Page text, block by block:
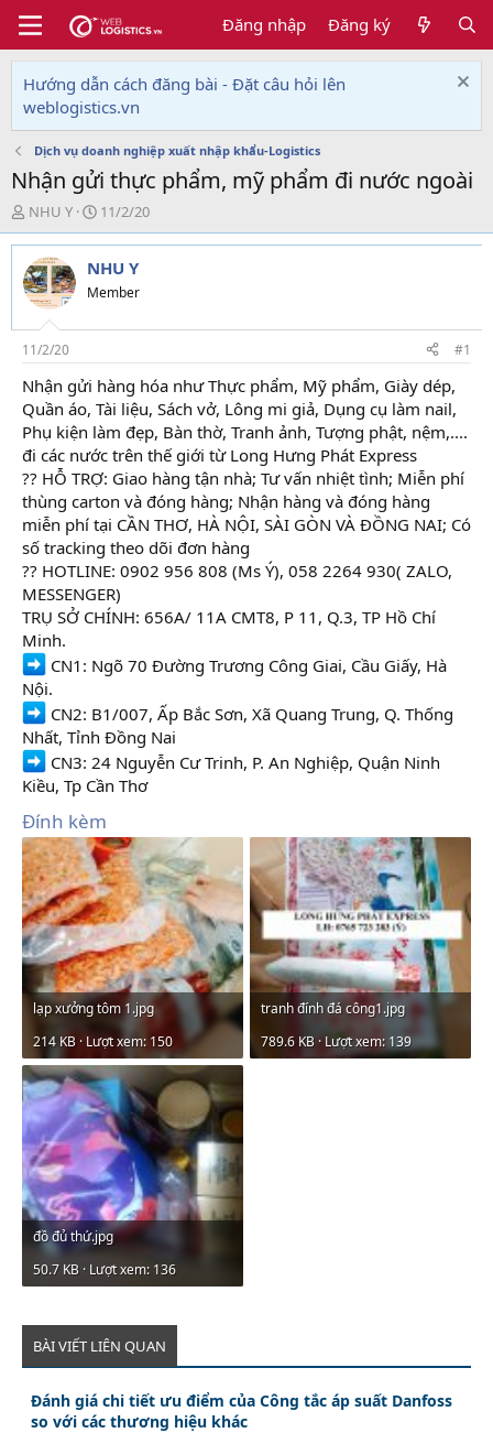
Đăng nhập Đăng ký
Hướng dẫn cách đăng bài - Đặt câu hỏi lên
weblogistics.vn
Dịch vụ doanh nghiệp xuất nhập khẩu-Logistics
Nhận gửi thực phẩm, mỹ phẩm đi nước ngoài
T
h
r
e
a
d
s
t
a
r
t
e
r
NHU Y
N
g
à
y
g
i
11/2/20
NHU Y
Member
11/2/20 #1
Nhận gửi hàng hóa như Thực phẩm, Mỹ phẩm, Giày dép,
Quần áo, Tài liệu, Sách vở, Lông mi giả, Dụng cụ làm nail,
Phụ kiện làm đẹp, Bàn thờ, Tranh ảnh, Tượng phật, nệm,....
đi các nước trên thế giới từ Long Hưng Phát Express
?? HỖ TRỢ: Giao hàng tận nhà; Tư vấn nhiệt tình; Miễn phí
thùng carton và đóng hàng; Nhận hàng và đóng hàng
miễn phí tại CẦN THƠ, HÀ NỘI, SÀI GÒN VÀ ĐỒNG NAI; Có
số tracking theo dõi đơn hàng
?? HOTLINE: 0902 956 808 (Ms Ý), 058 2264 930( ZALO,
MESSENGER)
TRỤ SỞ CHÍNH: 656A/ 11A CMT8, P 11, Q.3, TP Hồ Chí
Minh.
CN1: Ngõ 70 Đường Trương Công Giai, Cầu Giấy, Hà
Nội.
CN2: B1/007, Ấp Bắc Sơn, Xã Quang Trung, Q. Thống
Nhất, Tỉnh Đồng Nai
CN3: 24 Nguyễn Cư Trinh, P. An Nghiệp, Quận Ninh
Kiều, Tp Cần Thơ
Đính kèm
lạp xưởng tôm 1.jpg
214 KB · Lượt xem: 150
tranh đính đá công1.jpg
789.6 KB · Lượt xem: 139
đồ đủ thứ.jpg
50.7 KB · Lượt xem: 136
BÀI VIẾT LIÊN QUAN
Đánh giá chi tiết ưu điểm của Công tắc áp suất Danfoss
so với các thương hiệu khác